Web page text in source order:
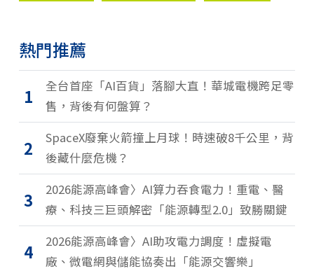
熱門推薦
1
全台首座「AI百貨」落腳大直！華城電機跨足零
售，背後有何盤算？
2
SpaceX廢棄火箭撞上月球！時速破8千公里，背
後藏什麼危機？
3
2026能源高峰會〉AI算力吞食電力！重電、醫
療、科技三巨頭解密「能源轉型2.0」致勝關鍵
4
2026能源高峰會〉AI助攻電力調度！虛擬電
廠、微電網與儲能協奏出「能源交響樂」